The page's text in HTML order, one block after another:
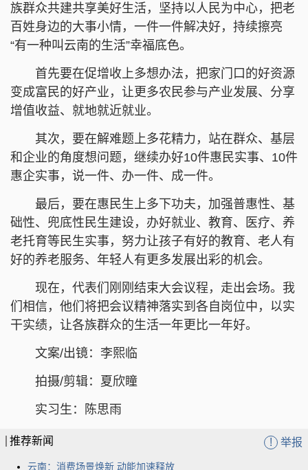
族群众共建共享美好生活，坚持以人民为中心，把老
百姓身边的大事小情，一件一件解决好，持续擦亮
“有一种叫云南的生活”幸福底色。
首先要在促增收上多想办法，把家门口的好资源
变成富民的好产业，让更多农民参与产业发展、分享
增值收益、就地就近就业。
其次，要在解难题上多花精力，站在群众、基层
和企业的角度想问题，继续办好10件惠民实事、10件
惠企实事，说一件、办一件、成一件。
最后，要在惠民生上多下功夫，加强普惠性、基
础性、兜底性民生建设，办好就业、教育、医疗、养
老托育等民生实事，努力让孩子有好的教育、老人有
好的养老服务、年轻人有更多发展出彩的机会。
现在，代表们刚刚结束大会议程，走出会场。我
们相信，他们将把会议精神落实到各自岗位中，以实
干实绩，让各族群众的生活一年更比一年好。
文案/出镜：李熙临
拍摄/剪辑：夏欣瞳
实习生：陈思雨
推荐新闻 ! 举报
云南：消费场景焕新 动能加速释放